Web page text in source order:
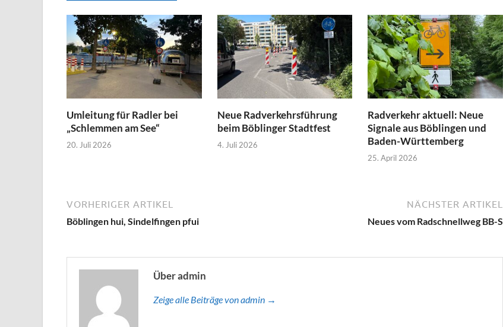
Umleitung für Radler bei
„Schlemmen am See“
20. Juli 2026
Neue Radverkehrsführung
beim Böblinger Stadtfest
4. Juli 2026
Radverkehr aktuell: Neue
Signale aus Böblingen und
Baden-Württemberg
25. April 2026
VORHERIGER ARTIKEL
Böblingen hui, Sindelfingen pfui
NÄCHSTER ARTIKEL
Neues vom Radschnellweg BB-S
Über admin
Zeige alle Beiträge von admin →